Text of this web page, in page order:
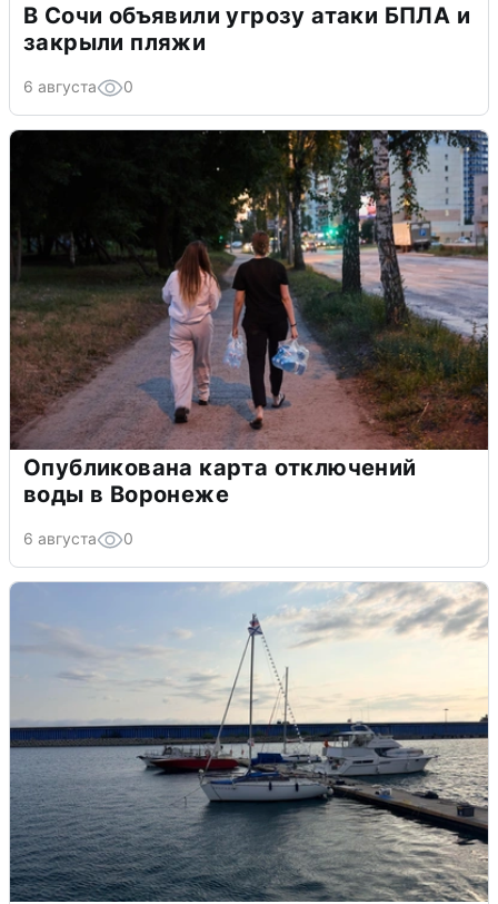
В Сочи объявили угрозу атаки БПЛА и
закрыли пляжи
6 августа 0
Опубликована карта отключений
воды в Воронеже
6 августа 0